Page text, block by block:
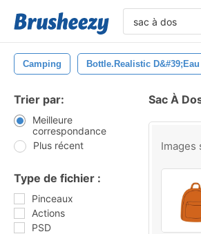
Camping Bottle.realistic D&#39;eau
Trier par:
Meilleure
correspondance
Plus récent
Type de fichier :
Pinceaux
Actions
PSD
Sac À
Images